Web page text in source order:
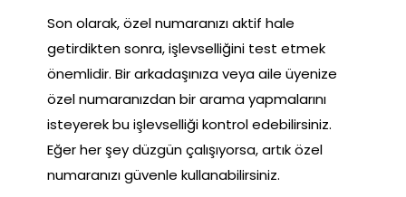
Son olarak, özel numaranızı aktif hale
getirdikten sonra, işlevselliğini test etmek
önemlidir. Bir arkadaşınıza veya aile üyenize
özel numaranızdan bir arama yapmalarını
isteyerek bu işlevselliği kontrol edebilirsiniz.
Eğer her şey düzgün çalışıyorsa, artık özel
numaranızı güvenle kullanabilirsiniz.